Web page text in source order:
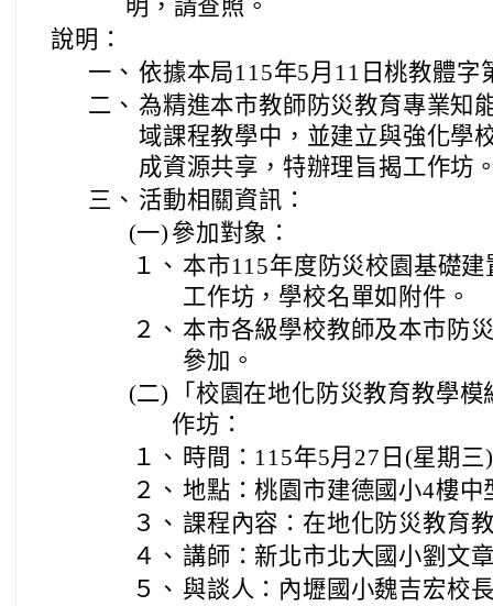
明，請查照。
說明：
一、 依據本局115年5月11日桃教體字
二、 為精進本市教師防災教育專業知
域課程教學中，並建立與強化學
成資源共享，特辦理旨揭工作坊
三、 活動相關資訊：
(一) 參加對象：
１、 本市115年度防災校園基礎
工作坊，學校名單如附件。
２、 本市各級學校教師及本市防
參加。
(二)
「校園在地化防災教育教學
作坊：
１、 時間：115年5月27日(星期
２、 地點：桃園市建德國小4樓中
３、 課程內容：在地化防災教育
４、 講師：新北市北大國小劉文
５、 與談人：內壢國小魏吉宏校